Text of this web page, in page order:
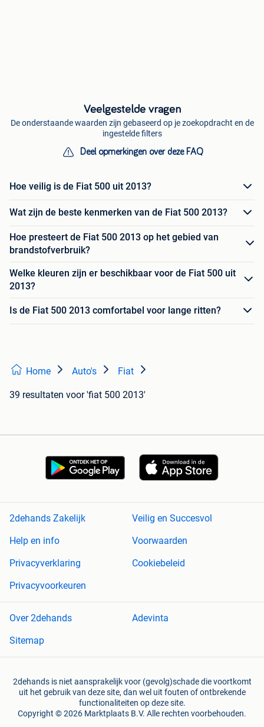
Veelgestelde vragen
De onderstaande waarden zijn gebaseerd op je zoekopdracht en de
ingestelde filters
Deel opmerkingen over deze FAQ
Hoe veilig is de Fiat 500 uit 2013?
Wat zijn de beste kenmerken van de Fiat 500 2013?
Hoe presteert de Fiat 500 2013 op het gebied van
brandstofverbruik?
Welke kleuren zijn er beschikbaar voor de Fiat 500 uit
2013?
Is de Fiat 500 2013 comfortabel voor lange ritten?
Home Auto's Fiat
39 resultaten voor 'fiat 500 2013'
2dehands Zakelijk
Veilig en Succesvol
Help en info
Voorwaarden
Privacyverklaring
Cookiebeleid
Privacyvoorkeuren
Over 2dehands
Adevinta
Sitemap
2dehands is niet aansprakelijk voor (gevolg)schade die voortkomt
uit het gebruik van deze site, dan wel uit fouten of ontbrekende
functionaliteiten op deze site.
Copyright © 2026 Marktplaats B.V. Alle rechten voorbehouden.